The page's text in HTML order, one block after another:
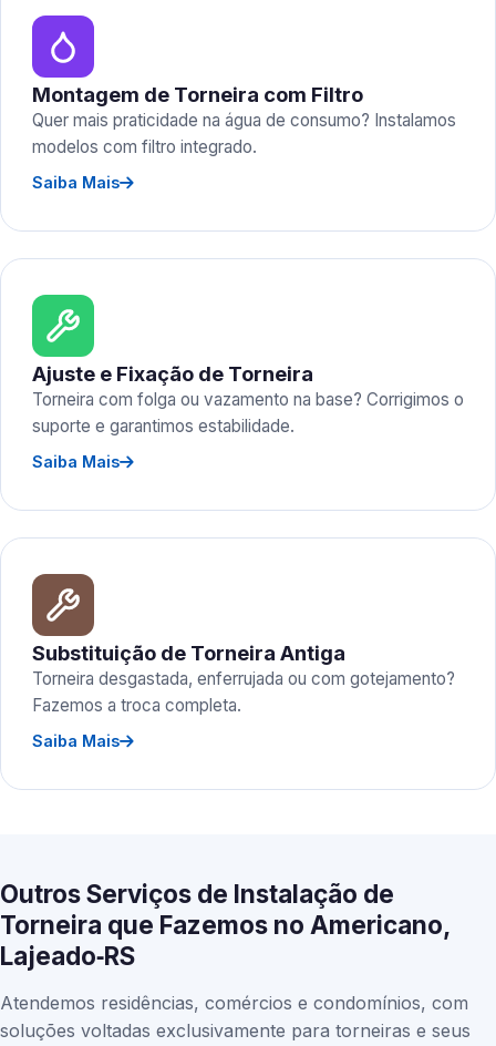
Montagem de Torneira com Filtro
Quer mais praticidade na água de consumo? Instalamos
modelos com filtro integrado.
Saiba Mais
Ajuste e Fixação de Torneira
Torneira com folga ou vazamento na base? Corrigimos o
suporte e garantimos estabilidade.
Saiba Mais
Substituição de Torneira Antiga
Torneira desgastada, enferrujada ou com gotejamento?
Fazemos a troca completa.
Saiba Mais
Outros Serviços de Instalação de
Torneira que Fazemos no Americano,
Lajeado‑RS
Atendemos residências, comércios e condomínios, com
soluções voltadas exclusivamente para torneiras e seus